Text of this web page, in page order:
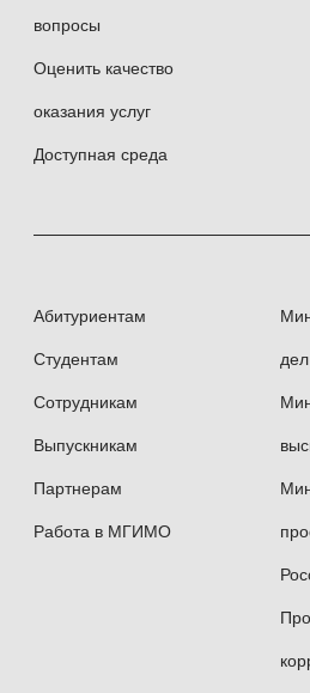
вопросы
Оценить качество
оказания услуг
Доступная среда
Абитуриентам
Студентам
Сотрудникам
Выпускникам
Партнерам
Работа в МГИМО
дел